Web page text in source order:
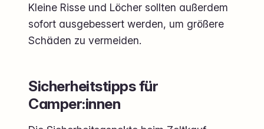
Kleine Risse und Löcher sollten außerdem
sofort ausgebessert werden, um größere
Schäden zu vermeiden.
Sicherheitstipps für
Camper:innen